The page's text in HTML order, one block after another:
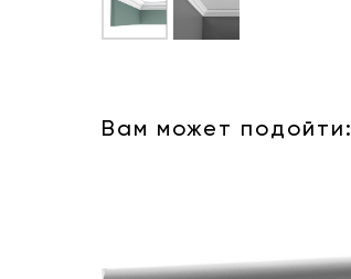
Вам может подойти: